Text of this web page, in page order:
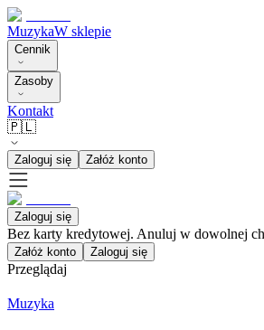
MuzykaW sklepie
Cennik
Zasoby
Kontakt
🇵🇱
Zaloguj się Załóż konto
Zaloguj się
Bez karty kredytowej. Anuluj w dowolnej
Załóż konto Zaloguj się
Przeglądaj
Muzyka